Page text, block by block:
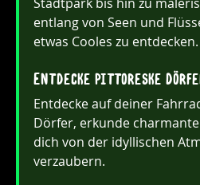
entlang von Seen und
etwas Cooles zu entdecken.
Entdecke pittoreske
Entdecke auf deiner
Dörfer, erkunde
dich von der idyllischen
verzaubern.